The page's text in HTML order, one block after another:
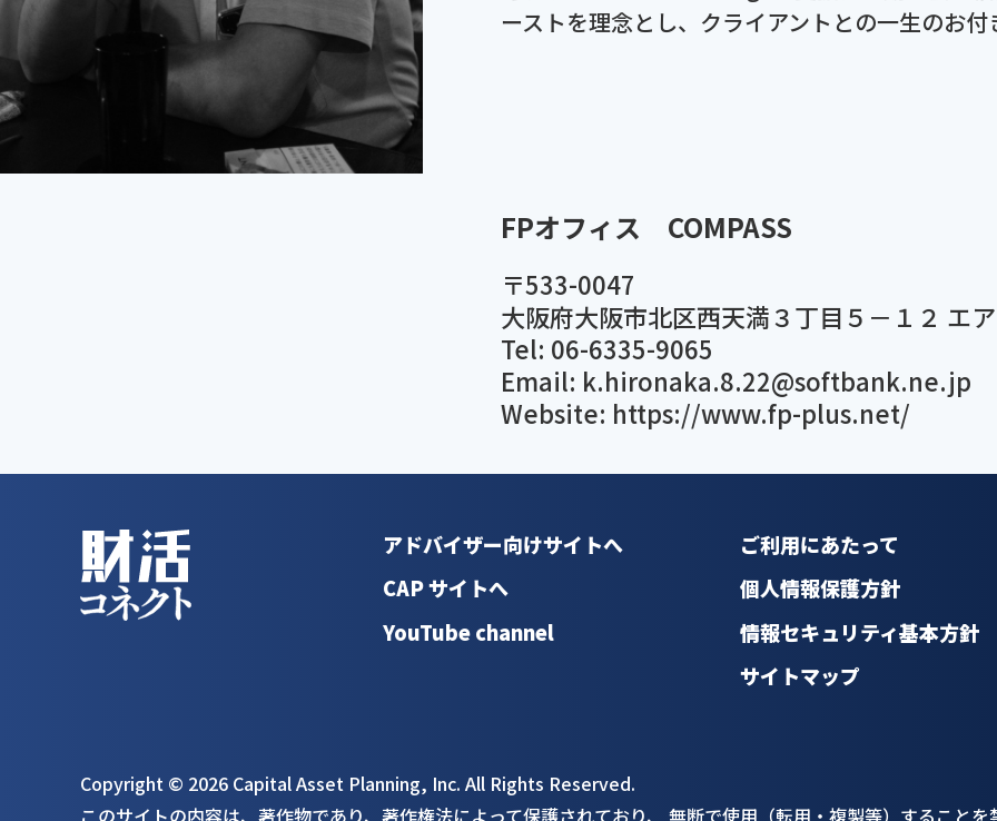
ーストを理念とし、クライアントとの一生のお
FPオフィス COMPASS
〒533-0047
大阪府大阪市北区西天満３丁目５－１２ エ
Tel: 06-6335-9065
Email: k.hironaka.8.22@softbank.ne.jp
Website: https://www.fp-plus.net/
アドバイザー向けサイトへ
CAP サイトへ
YouTube channel
ご利用にあたって
個人情報保護方針
情報セキュリティ基本方針
サイトマップ
Copyright © 2026 Capital Asset Planning, Inc. All Rights Reserved.
このサイトの内容は、著作物であり、著作権法によって保護されており、 無断で使用（転用・複製等） することを